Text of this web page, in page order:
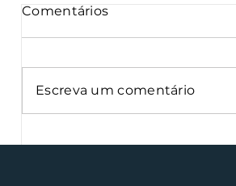
Comentários
Escreva um comentário